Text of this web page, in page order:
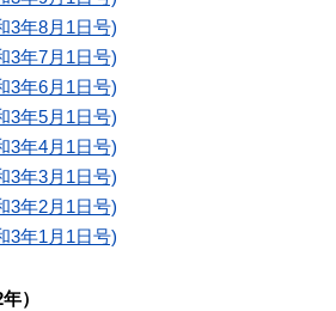
3年8月1日号)
3年7月1日号)
3年6月1日号)
3年5月1日号)
3年4月1日号)
3年3月1日号)
3年2月1日号)
3年1月1日号)
）